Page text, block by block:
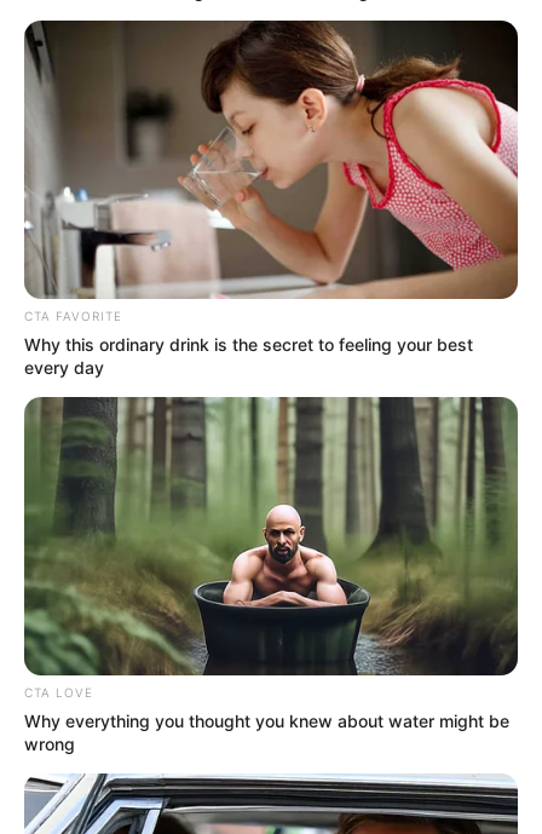
CTA FAVORITE
Why this ordinary drink is the secret to feeling your best
every day
CTA LOVE
Why everything you thought you knew about water might be
wrong